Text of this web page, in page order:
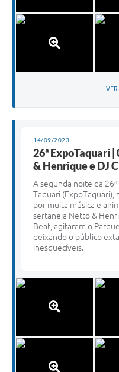
14/09/2023
26ª ExpoTaquari
& Henrique e DJ
A segunda noite da
Taquari (ExpoTaquari),
por muita música e
sertaneja Netto &
Beat, agitaram o
deixando o público
inesquecíveis.